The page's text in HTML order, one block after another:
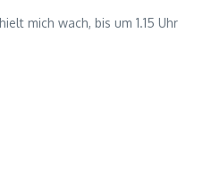
mich wach, bis um 1.15 Uhr